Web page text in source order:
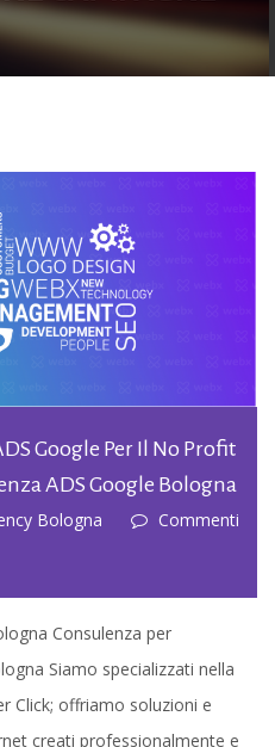
Google Per Il No Profit
ADS Google Bologna
Bologna
Commenti
Consulenza per
Siamo specializzati nella
Click; offriamo soluzioni e
creati professionalmente e